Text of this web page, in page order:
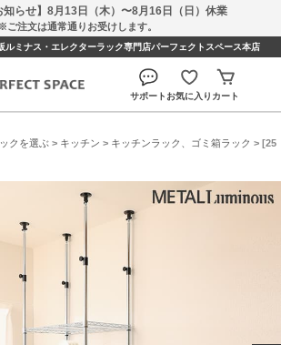
知らせ】8月13日（木）〜8月16日（日）休業
ご注文は通常通りお受けします。
ルミナス・エレクターラック専門店パーフェクトスペース本店
サポートお気に入り カート
クを選ぶ > キッチン > キッチンラック、ゴミ箱ラック >